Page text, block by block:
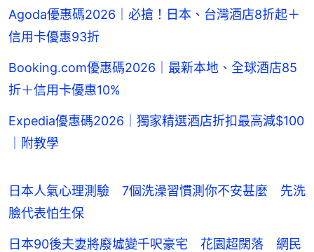
Agoda優惠碼2026｜必搶！日本、台灣酒店8折起＋
信用卡優惠93折
Booking.com優惠碼2026｜最新本地、全球酒店85
折＋信用卡優惠10%
Expedia優惠碼2026｜獨家精選酒店折扣最高減$100
｜附教學
日本人氣心理測驗 7個洗澡習慣測你不安甚麼 先洗
臉代表怕生保
日本90後夫妻將廢墟變千呎豪宅 花園超闊落 網民